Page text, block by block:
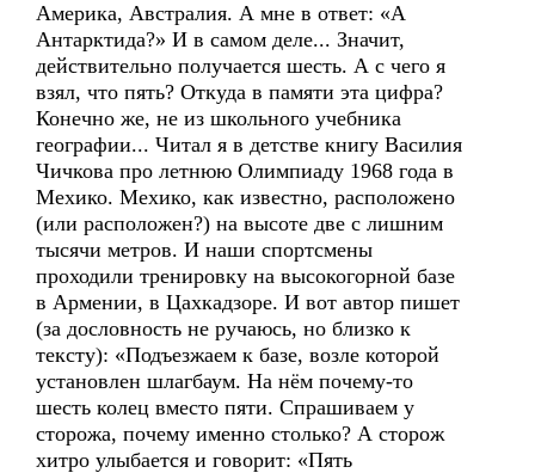
Америка, Австралия. А мне в ответ: «А
Антарктида?» И в самом деле... Значит,
действительно получается шесть. А с чего я
взял, что пять? Откуда в памяти эта цифра?
Конечно же, не из школьного учебника
географии... Читал я в детстве книгу Василия
Чичкова про летнюю Олимпиаду 1968 года в
Мехико. Мехико, как известно, расположено
(или расположен?) на высоте две с лишним
тысячи метров. И наши спортсмены
проходили тренировку на высокогорной базе
в Армении, в Цахкадзоре. И вот автор пишет
(за дословность не ручаюсь, но близко к
тексту): «Подъезжаем к базе, возле которой
установлен шлагбаум. На нём почему-то
шесть колец вместо пяти. Спрашиваем у
сторожа, почему именно столько? А сторож
хитро улыбается и говорит: «Пять